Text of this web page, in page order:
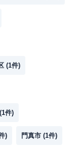
(1件)
(1件)
) 門真市 (1件)